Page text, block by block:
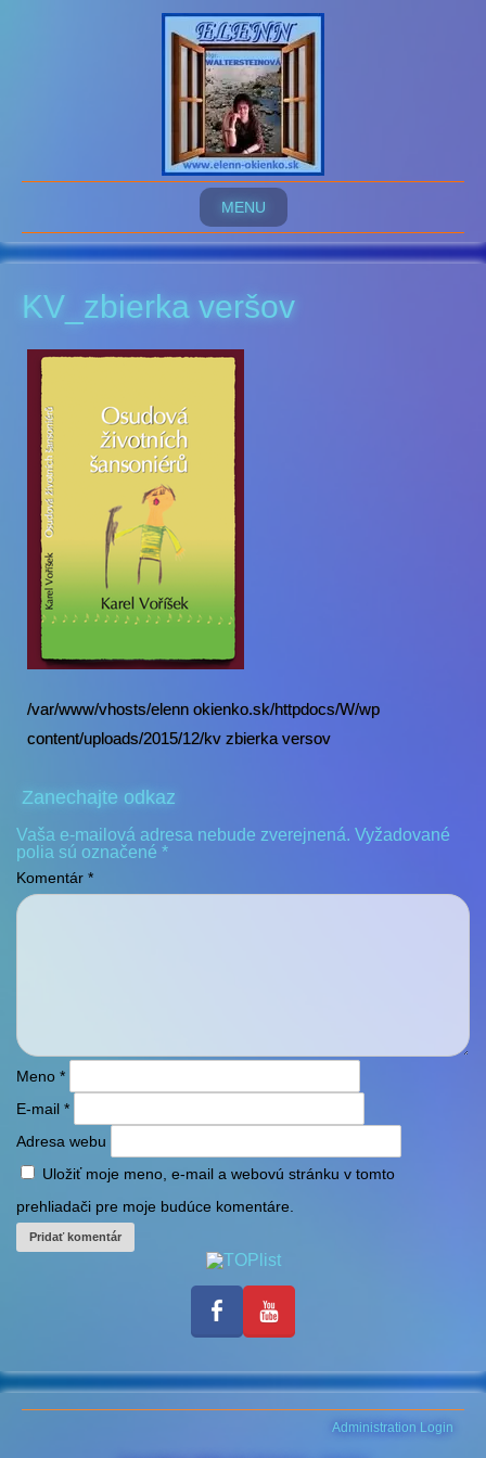
MENU
KV_zbierka veršov
/var/www/vhosts/elenn okienko.sk/httpdocs/W/wp
content/uploads/2015/12/kv zbierka versov
Zanechajte odkaz
Vaša e-mailová adresa nebude zverejnená. Vyžadované
polia sú označené *
Komentár *
Meno *
E-mail *
Adresa webu
Uložiť moje meno, e-mail a webovú stránku v tomto
prehliadači pre moje budúce komentáre.
Administration Login